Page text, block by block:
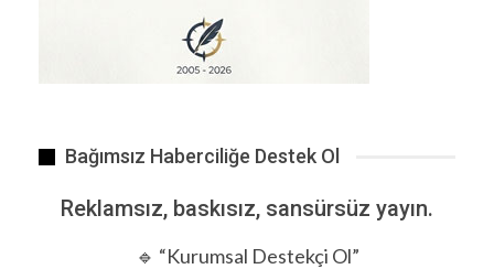
Bağımsız Haberciliğe Destek Ol
Reklamsız, baskısız, sansürsüz yayın.
🔹 “Kurumsal Destekçi Ol”